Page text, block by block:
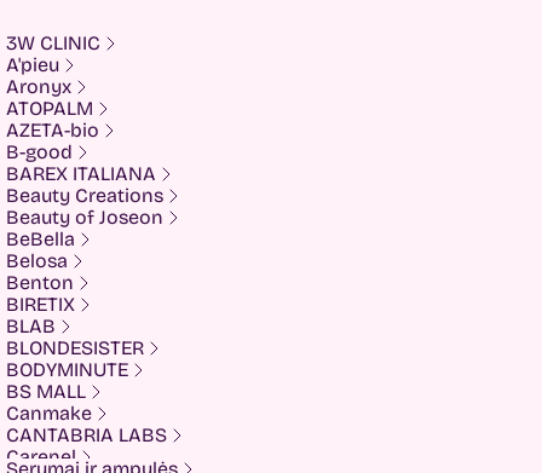
3W CLINIC
A'pieu
Aronyx
ATOPALM
AZETA-bio
B-good
BAREX ITALIANA
Beauty Creations
Beauty of Joseon
BeBella
Belosa
Benton
BIRETIX
BLAB
BLONDESISTER
BODYMINUTE
BS MALL
Canmake
CANTABRIA LABS
Carenel